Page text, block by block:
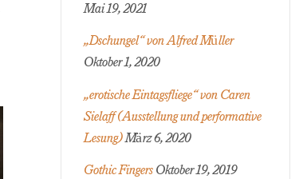
Mai 19, 2021
„Dschungel“ von Alfred Müller
Oktober 1, 2020
„erotische Eintagsfliege“ von Caren
Sielaff (Ausstellung und performative
Lesung)März 6, 2020
Gothic Fingers Oktober 19, 2019